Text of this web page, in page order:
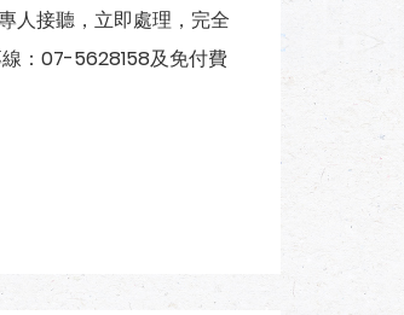
人接聽，立即處理，完全
：07-5628158及免付費